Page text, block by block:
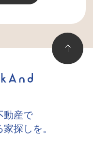
用しておりま
とにより、お
から、Cookie
広告を無効に
動産で
探しを。